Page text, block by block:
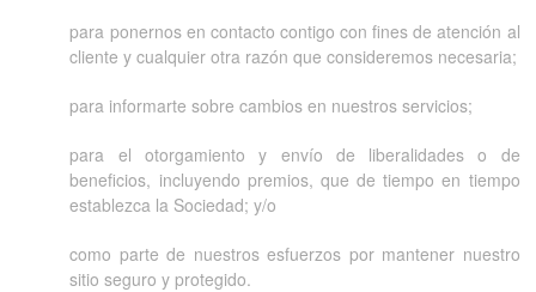
para ponernos en contacto contigo con fines de atención al
cliente y cualquier otra razón que consideremos necesaria;
para informarte sobre cambios en nuestros servicios;
para el otorgamiento y envío de liberalidades o de
beneficios, incluyendo premios, que de tiempo en tiempo
establezca la Sociedad; y/o
como parte de nuestros esfuerzos por mantener nuestro
sitio seguro y protegido.